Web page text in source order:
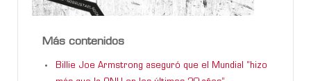
Más contenidos
Billie Joe Armstrong aseguró que el Mundial “hizo